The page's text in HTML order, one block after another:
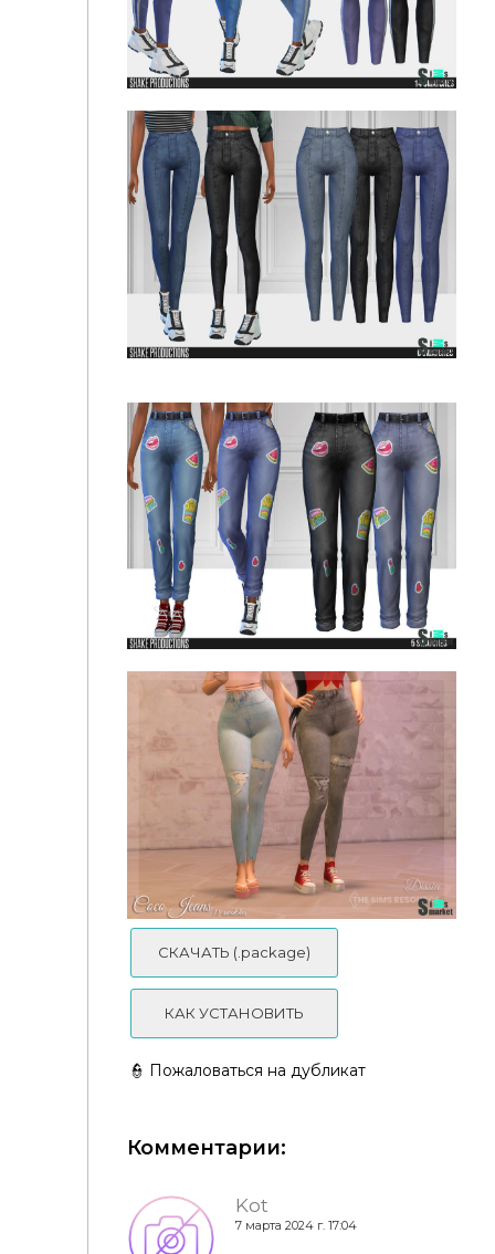
Джинсы 749 by ShakeProductions
Джинсы 727 by ShakeProductions
Джинсы 761 by ShakeProductions
Джинсы Coco by Dissia
СКАЧАТЬ (.package)
КАК УСТАНОВИТЬ
👮 Пожаловаться на дубликат
Комментарии:
Kot
7 марта 2024 г. 17:04